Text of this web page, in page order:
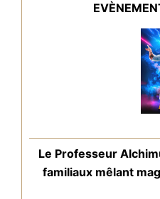
Le Professeur
familiaux mêlant